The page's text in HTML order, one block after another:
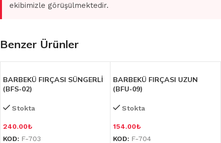
ekibimizle görüşülmektedir.
Benzer Ürünler
BARBEKÜ FIRÇASI SÜNGERLİ
(BFS-02)
Stokta
240.00₺
KOD: F-703
BARBEKÜ FIRÇASI UZUN
(BFU-09)
Stokta
154.00₺
KOD: F-704